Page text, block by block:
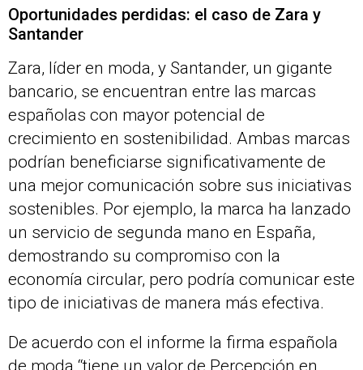
Oportunidades perdidas: el caso de Zara y
Santander
Zara, líder en moda, y Santander, un gigante
bancario, se encuentran entre las marcas
españolas con mayor potencial de
crecimiento en sostenibilidad. Ambas marcas
podrían beneficiarse significativamente de
una mejor comunicación sobre sus iniciativas
sostenibles. Por ejemplo, la marca ha lanzado
un servicio de segunda mano en España,
demostrando su compromiso con la
economía circular, pero podría comunicar este
tipo de iniciativas de manera más efectiva.
De acuerdo con el informe la firma española